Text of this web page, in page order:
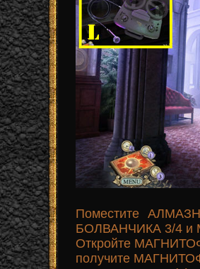
Поместите
БОЛВАНЧИКА 3/4
Откройте
получите